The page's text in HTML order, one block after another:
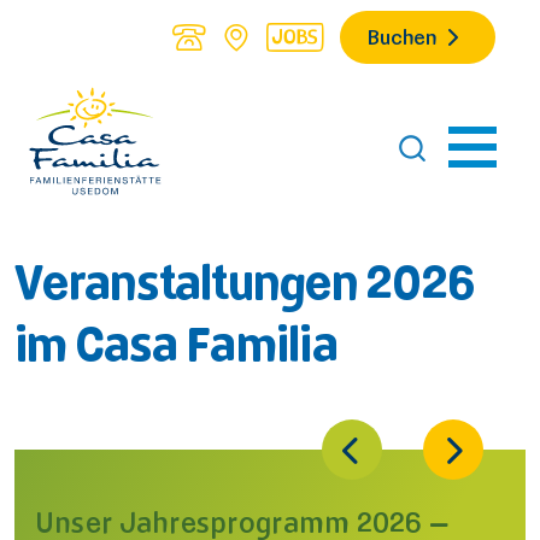
Buchen
Veranstaltungen 2026
im Casa Familia
Unser Jahresprogramm 2026 –